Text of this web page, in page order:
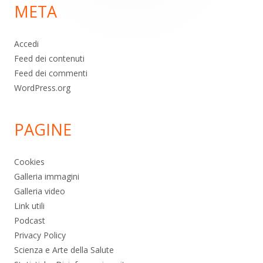
pagina
META
Accedi
Feed dei contenuti
Feed dei commenti
WordPress.org
PAGINE
Cookies
Galleria immagini
Galleria video
Link utili
Podcast
Privacy Policy
Scienza e Arte della Salute